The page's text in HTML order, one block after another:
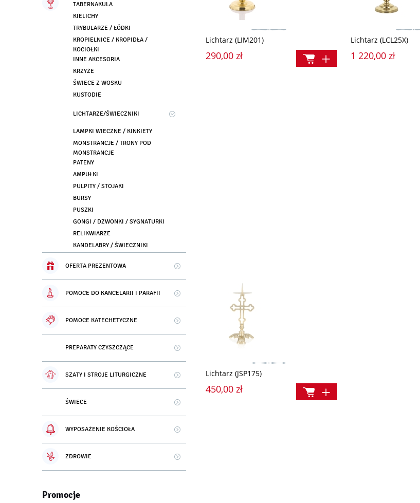
TABERNAKULA
KIELICHY
TRYBULARZE / ŁÓDKI
KROPIELNICE / KROPIDŁA /
KOCIOŁKI
INNE AKCESORIA
KRZYŻE
ŚWIECE Z WOSKU
KUSTODIE
LICHTARZE/ŚWIECZNIKI
LAMPKI WIECZNE / KINKIETY
MONSTRANCJE / TRONY POD
MONSTRANCJE
PATENY
AMPUŁKI
PULPITY / STOJAKI
BURSY
PUSZKI
GONGI / DZWONKI / SYGNATURKI
RELIKWIARZE
KANDELABRY / ŚWIECZNIKI
OFERTA PREZENTOWA
POMOCE DO KANCELARII I PARAFII
POMOCE KATECHETYCZNE
PREPARATY CZYSZCZĄCE
SZATY I STROJE LITURGICZNE
ŚWIECE
WYPOSAŻENIE KOŚCIOŁA
ZDROWIE
Promocje
Lichtarz (LIM201)
290,00 zł
Lichtarz (LCL25X)
1 220,00 zł
Lichtarz (JSP175)
450,00 zł